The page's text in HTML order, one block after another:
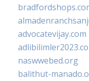
advocatevijay.com
naswwebed.org
balithut-